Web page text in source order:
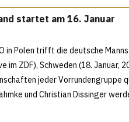
startet am 16. Januar
in Polen trifft die deutsche
im ZDF), Schweden (18. Januar,
jeder Vorrundengruppe
und Christian Dissinger